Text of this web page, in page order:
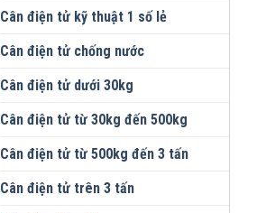
Cân điện tử kỹ thuật 1 số lẻ
Cân điện tử chống nước
Cân điện tử dưới 30kg
Cân điện tử từ 30kg đến 500kg
Cân điện tử từ 500kg đến 3 tấn
Cân điện tử trên 3 tấn